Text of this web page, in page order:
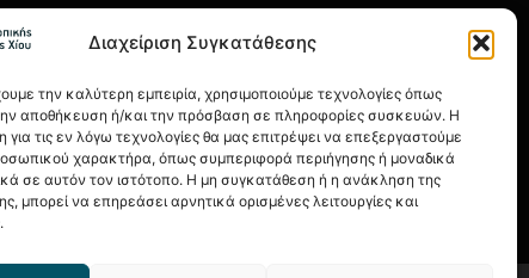
Διαχείριση Συγκατάθεσης
την καλύτερη εμπειρία, χρησιμοποιούμε τεχνολογίες όπως
αποθήκευση ή/και την πρόσβαση σε πληροφορίες συσκευών. Η
τις εν λόγω τεχνολογίες θα μας επιτρέψει να επεξεργαστούμε
χαρακτήρα, όπως συμπεριφορά περιήγησης ή μοναδικά
σε αυτόν τον ιστότοπο. Η μη συγκατάθεση ή η ανάκληση της
μπορεί να επηρεάσει αρνητικά ορισμένες λειτουργίες και
Χρήσης
Απορρήτου
Cookies
Στοιχεία